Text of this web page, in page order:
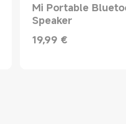
Mi Portable
Speaker
19,99 €
Current Price €19.99